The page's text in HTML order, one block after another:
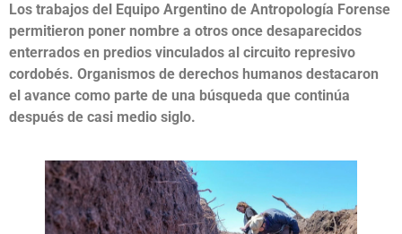
Los trabajos del Equipo Argentino de Antropología Forense
permitieron poner nombre a otros once desaparecidos
enterrados en predios vinculados al circuito represivo
cordobés. Organismos de derechos humanos destacaron
el avance como parte de una búsqueda que continúa
después de casi medio siglo.